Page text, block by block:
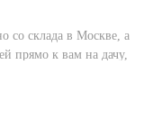
со склада в Москве, а
прямо к вам на дачу,